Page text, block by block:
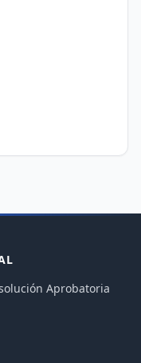
Aprobatoria